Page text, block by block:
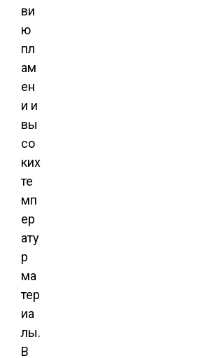
ви
ю
пл
ам
ен
и и
вы
со
ких
те
мп
ер
ату
р
ма
тер
иа
лы.
В